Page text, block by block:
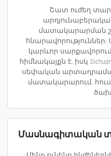
Շատ ուժեղ
մատակարարման
կարևոր
հիմնակայքն է, իսկ Sichuan
սեփական
մատակարարում,
Մասնագիտական